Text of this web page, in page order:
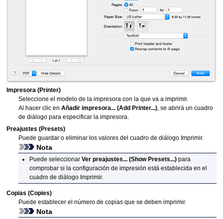
Impresora (Printer)
Seleccione el modelo de la impresora con la que va a imprimir.
Al hacer clic enAñadir impresora... (Add Printer...), se abrirá un cuadro
de diálogo para especificar laimpresora.
Preajustes (Presets)
Puede guardar o eliminar los valores del cuadro de diálogo Imprimir.
Nota
Puede seleccionarVer preajustes... (Show Presets...) para
comprobar si la configuración de impresión está establecida en el
cuadro de diálogo Imprimir.
Copias (Copies)
Puede establecer el número de copias que se deben imprimir.
Nota